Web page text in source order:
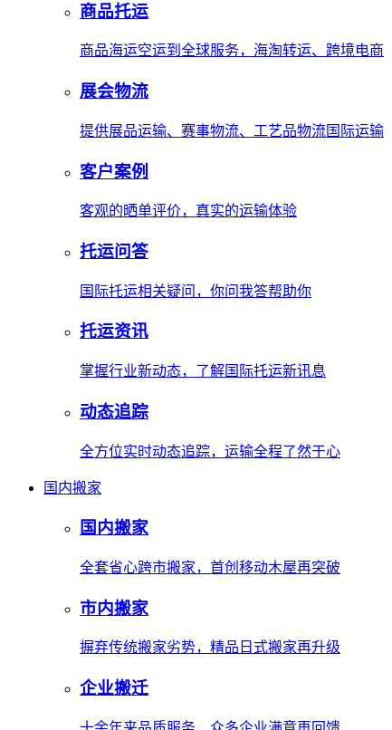
商品托运
商品海运空运到全球服务，海淘转运、跨境电商
展会物流
提供展品运输、赛事物流、工艺品物流国际运输
客户案例
客观的晒单评价，真实的运输体验
托运问答
国际托运相关疑问，你问我答帮助你
托运资讯
掌握行业新动态，了解国际托运新讯息
动态追踪
全方位实时动态追踪，运输全程了然于心
国内搬家
国内搬家
全套省心跨市搬家，首创移动木屋再突破
市内搬家
摒弃传统搬家劣势，精品日式搬家再升级
企业搬迁